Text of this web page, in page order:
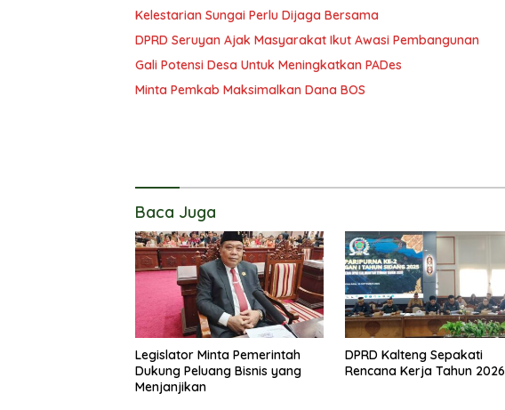
Kelestarian Sungai Perlu Dijaga Bersama
DPRD Seruyan Ajak Masyarakat Ikut Awasi Pembangunan
Gali Potensi Desa Untuk Meningkatkan PADes
Minta Pemkab Maksimalkan Dana BOS
Baca Juga
Legislator Minta Pemerintah
Dukung Peluang Bisnis yang
Menjanjikan
DPRD Kalteng Sepakati
Rencana Kerja Tahun 2026